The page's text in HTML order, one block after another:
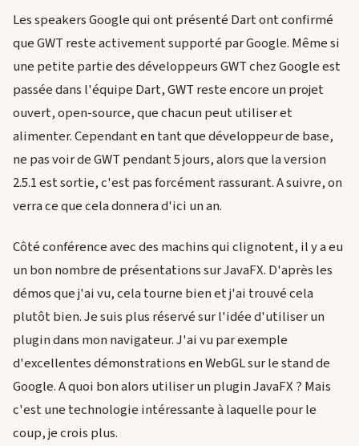
Les speakers Google qui ont présenté Dart ont confirmé
que GWT reste activement supporté par Google. Même si
une petite partie des développeurs GWT chez Google est
passée dans l'équipe Dart, GWT reste encore un projet
ouvert, open-source, que chacun peut utiliser et
alimenter. Cependant en tant que développeur de base,
ne pas voir de GWT pendant 5 jours, alors que la version
2.5.1 est sortie, c'est pas forcément rassurant. A suivre, on
verra ce que cela donnera d'ici un an.
Côté conférence avec des machins qui clignotent, il y a eu
un bon nombre de présentations sur JavaFX. D'après les
démos que j'ai vu, cela tourne bien et j'ai trouvé cela
plutôt bien. Je suis plus réservé sur l'idée d'utiliser un
plugin dans mon navigateur. J'ai vu par exemple
d'excellentes démonstrations en WebGL sur le stand de
Google. A quoi bon alors utiliser un plugin JavaFX ? Mais
c'est une technologie intéressante à laquelle pour le
coup, je crois plus.